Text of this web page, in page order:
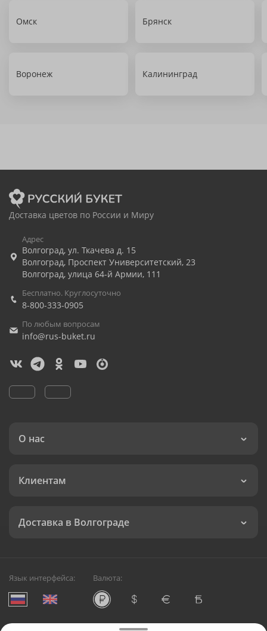
Омск Брянск
Воронеж Калининград
Доставка цветов по России и Миру
Адрес
Волгоград, ул. Ткачева д. 15
Волгоград, Проспект Университетский, 23
Волгоград, улица 64-й Армии, 111
Бесплатно. Круглосуточно
8-800-333-0905
По любым вопросам
info@rus-buket.ru
О нас
Клиентам
Доставка в Волгограде
Язык интерфейса: Валюта: